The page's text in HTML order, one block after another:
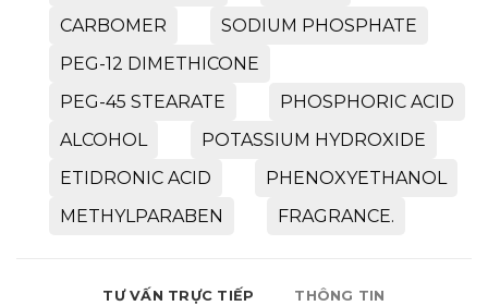
CARBOMER
SODIUM PHOSPHATE
PEG-12 DIMETHICONE
PEG-45 STEARATE
PHOSPHORIC ACID
ALCOHOL
POTASSIUM HYDROXIDE
ETIDRONIC ACID
PHENOXYETHANOL
METHYLPARABEN
FRAGRANCE.
TƯ VẤN TRỰC TIẾP THÔNG TIN